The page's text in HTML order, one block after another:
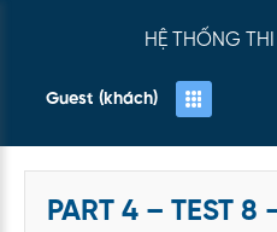
HỆ THỐNG
Guest (khách)
PART 4 – TEST 8